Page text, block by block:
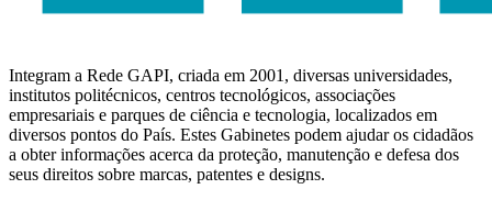
Integram a Rede GAPI, criada em 2001, diversas universidades,
institutos politécnicos, centros tecnológicos, associações
empresariais e parques de ciência e tecnologia, localizados em
diversos pontos do País. Estes Gabinetes podem ajudar os cidadãos
a obter informações acerca da proteção, manutenção e defesa dos
seus direitos sobre marcas, patentes e designs.